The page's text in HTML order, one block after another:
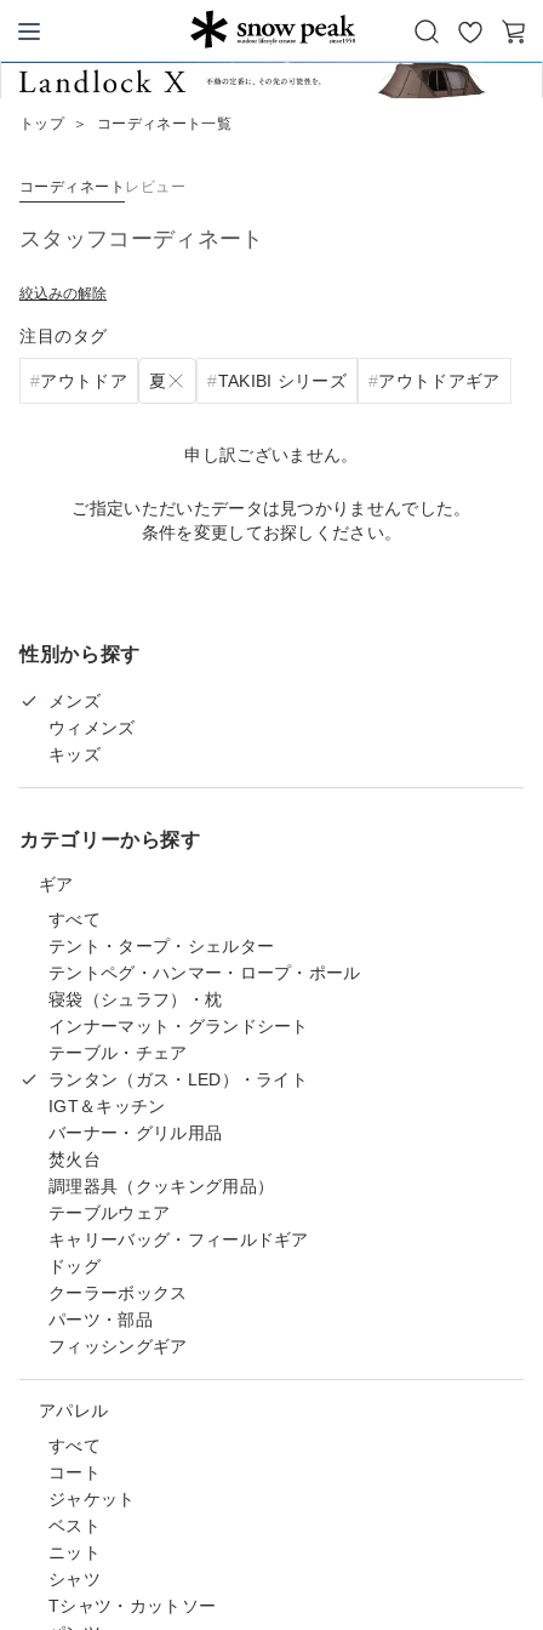
Snow Peak
お
気
カ
トップ ＞ コーディネート一覧
コーディネート レビュー
スタッフコーディネート
絞込みの解除
注目のタグ
アウトドア 夏 TAKIBI シリーズ アウトドアギア
申し訳ございません。
ご指定いただいたデータは見つかりませんでした。
条件を変更してお探しください。
性別から探す
メンズ
ウィメンズ
キッズ
カテゴリーから探す
ギア
すべて
テント・タープ・シェルター
テントペグ・ハンマー・ロープ・ポール
寝袋（シュラフ）・枕
インナーマット・グランドシート
テーブル・チェア
ランタン（ガス・LED）・ライト
IGT＆キッチン
バーナー・グリル用品
焚火台
調理器具（クッキング用品）
テーブルウェア
キャリーバッグ・フィールドギア
ドッグ
クーラーボックス
パーツ・部品
フィッシングギア
アパレル
すべて
コート
ジャケット
ベスト
ニット
シャツ
Tシャツ・カットソー